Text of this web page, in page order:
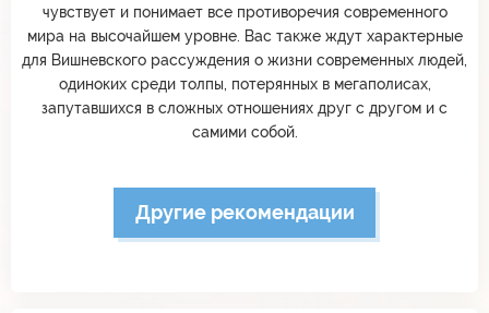
чувствует и понимает все противоречия современного
мира на высочайшем уровне. Вас также ждут характерные
для Вишневского рассуждения о жизни современных людей,
одиноких среди толпы, потерянных в мегаполисах,
запутавшихся в сложных отношениях друг с другом и с
самими собой.
Другие рекомендации